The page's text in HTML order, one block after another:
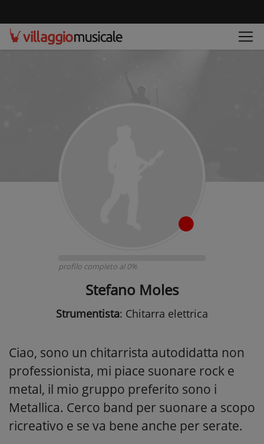
profilo completo al 0%
Stefano Moles
Strumentista: Chitarra elettrica
Ciao, sono un chitarrista autodidatta non
professionista, mi piace suonare rock e
metal, il mio gruppo preferito sono i
Metallica. Cerco band per suonare a scopo
ricreativo e se va bene anche per serate.